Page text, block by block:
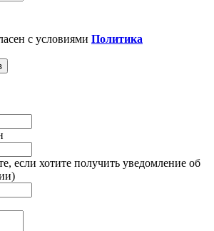
с условиями Политика
если хотите получить уведомление об